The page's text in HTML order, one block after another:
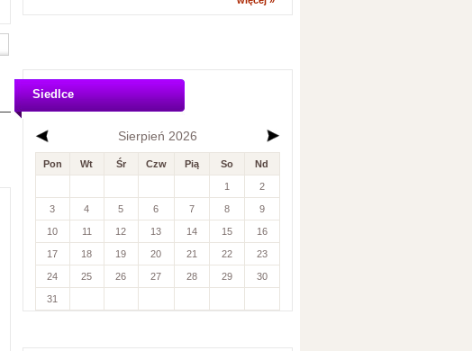
Siedlce
Sierpień 2026
Pon Wt Śr Czw Pią So Nd
1 2
3 4 5 6 7 8 9
10 11 12 13 14 15 16
17 18 19 20 21 22 23
24 25 26 27 28 29 30
31